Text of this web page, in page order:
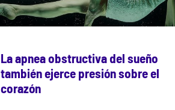
La apnea obstructiva del sueño
también ejerce presión sobre el
corazón